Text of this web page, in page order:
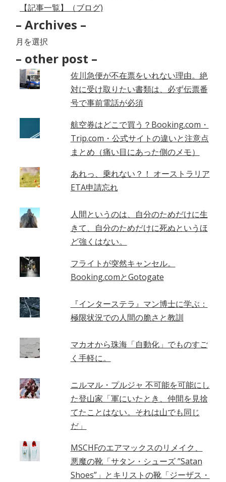
【記事一覧】（ブログ)
– Archives –
–
Archives
– other post –
佐川急便が不在票をいれない理由。絶
対に受け取りたい書類は、必ず伝票番
号で事前電話が必須
航空券はどこで買う？Booking.com・
Trip.com・公式サイトの違いと注意点
まとめ（痛い目にあった側のメモ）
あれっ、乗れない？！ オーストラリア
ETA申請忘れ
人間というのは、自分のためだけに生
きて、自分のためだけに死ぬというほ
ど強くはない。
フライトが突然キャンセル。
Booking.comとGotogate
『インターステラ』マン博士に学ぶ：
極限状況での人間の脆さと教訓
マカオから珠海「自動化」でものすご
く手軽に。
ニルマル・プルジャ 不可能を可能にし
た登山家「軍にいたとき、仲間を見捨
てたことはない。それは山でも同じ
だ」
MSCHFのエアマックスのリメイク、
悪魔の靴「サタン・シューズ ”Satan
Shoes”」とキリストの靴「ジーザス・